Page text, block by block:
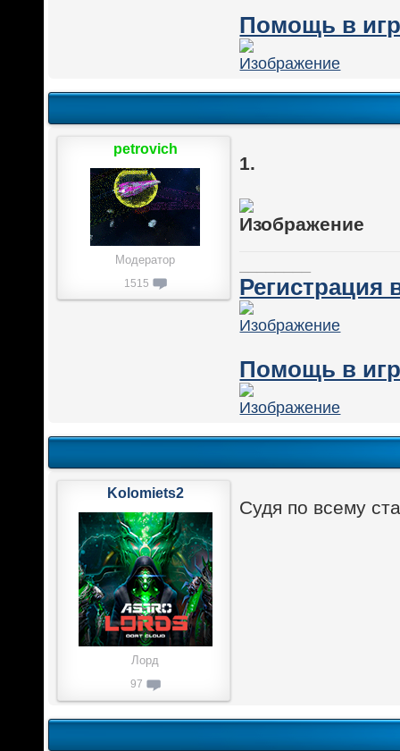
Помощь в
1.
Регистрация
Помощь в
petrovich
Модератор
1515
Судя по всему
Kolomiets2
Лорд
97